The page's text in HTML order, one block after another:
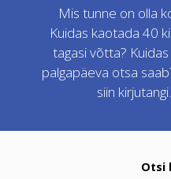
Mis tunne on olla
Kuidas kaotada 40
tagasi võtta?
palgapäeva otsa
siin
Otsi